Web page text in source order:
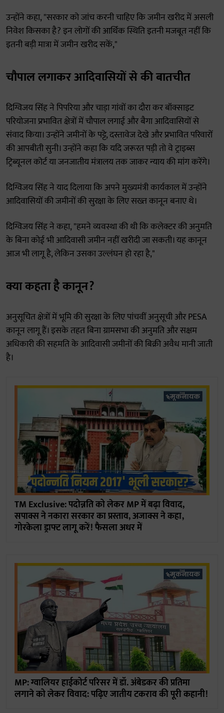
उन्होंने कहा, "सरकार को जांच करनी चाहिए कि जमीन खरीद में असली
निवेश किसका है? इन लोगों की आर्थिक स्थिति इतनी मजबूत नहीं कि
इतनी बड़ी मात्रा में जमीन खरीद सकें,"
चौपाल लगाकर आदिवासियों से की बातचीत
दिग्विजय सिंह ने पिपरिया और चाड़ा गांवों का दौरा कर बॉक्साइट
परियोजना प्रभावित क्षेत्रों में चौपाल लगाई और बैगा आदिवासियों से
संवाद किया। उन्होंने जमीनों के पट्टे, दस्तावेज देखे और प्रभावित परिवारों
की आपबीती सुनी। उन्होंने कहा कि यदि जरूरत पड़ी तो वे ट्राइब्स
ट्रिब्यूनल कोर्ट या जनजातीय मंत्रालय तक जाकर न्याय की मांग करेंगे।
दिग्विजय सिंह ने याद दिलाया कि अपने मुख्यमंत्री कार्यकाल में उन्होंने
आदिवासियों की जमीनों की सुरक्षा के लिए सख्त कानून बनाए थे।
दिग्विजय सिंह ने कहा, "हमने व्यवस्था की थी कि कलेक्टर की अनुमति
के बिना कोई भी आदिवासी जमीन नहीं खरीदी जा सकती। यह कानून
आज भी लागू है, लेकिन उसका उल्लंघन हो रहा है,"
क्या कहता है कानून?
अनुसूचित क्षेत्रों में भूमि की सुरक्षा के लिए पांचवीं अनुसूची और PESA
कानून लागू हैं। इसके तहत बिना ग्रामसभा की अनुमति और सक्षम
अधिकारी की सहमति के आदिवासी जमीनों की बिक्री अवैध मानी जाती
है।
TM Exclusive: पदोन्नति को लेकर MP में बढ़ा विवाद,
सपाक्स ने नकारा सरकार का प्रस्ताव, अजाक्स ने कहा,
गोरकेला ड्राफ्ट लागू करें! फैसला अधर में
MP: ग्वालियर हाईकोर्ट परिसर में डॉ. अंबेडकर की प्रतिमा
लगाने को लेकर विवाद: पढ़िए जातीय टकराव की पूरी कहानी!